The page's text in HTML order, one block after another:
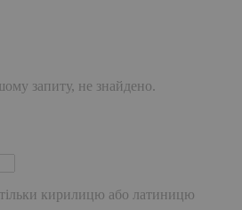
запиту, не знайдено.
кирилицю або латиницю